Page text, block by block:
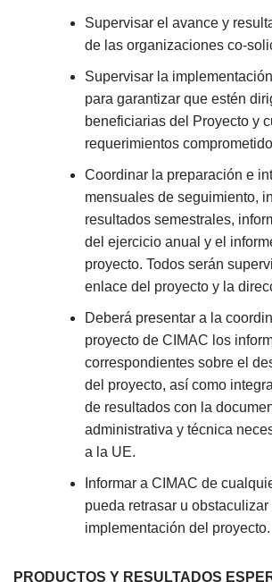
Supervisar el avance y
de las organizaciones co-
Supervisar la
para garantizar que estén
beneficiarias del Proyecto y
requerimientos
Coordinar la preparación e
mensuales de seguimiento,
resultados semestrales,
del ejercicio anual y el
proyecto. Todos serán
enlace del proyecto y la
Deberá presentar a la
proyecto de CIMAC los
correspondientes sobre el
del proyecto, así como
de resultados con la
administrativa y técnica
a la UE.
Informar a CIMAC de
pueda retrasar u obstaculizar
implementación del proyecto.
PRODUCTOS Y RESULTADOS